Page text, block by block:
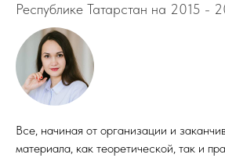
Республике Татарстан на 2015 -
Все, начиная от организации и
материала, как теоретической, так и